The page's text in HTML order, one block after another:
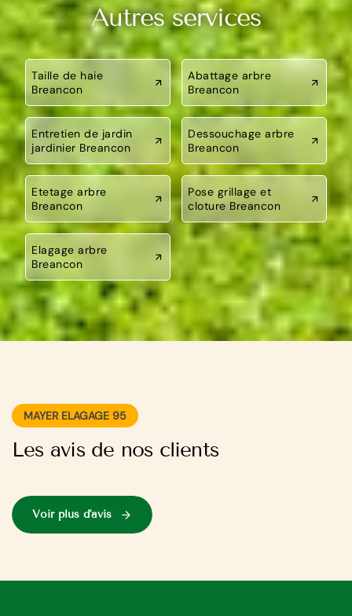
Autres services
Taille de haie
Breancon
Abattage arbre
Breancon
Entretien de jardin
jardinier Breancon
Dessouchage arbre
Breancon
Etetage arbre
Breancon
Pose grillage et
cloture Breancon
Elagage arbre
Breancon
MAYER ELAGAGE 95
Les avis de nos clients
Voir plus d'avis